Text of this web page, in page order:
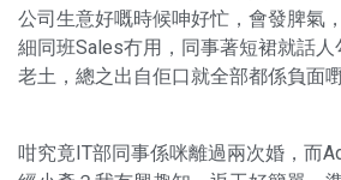
公司生意好嘅時候呻好忙，會發脾氣
細同班Sales冇用，同事著短裙就話人
老土，總之出自佢口就全部都係負面嘢
咁究竟IT部同事係咪離過兩次婚，而